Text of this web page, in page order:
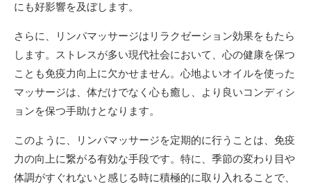
にも好影響を及ぼします。
さらに、リンパマッサージはリラクゼーション効果をもたら
します。ストレスが多い現代社会において、心の健康を保つ
ことも免疫力向上に欠かせません。心地よいオイルを使った
マッサージは、体だけでなく心も癒し、より良いコンディシ
ョンを保つ手助けとなります。
このように、リンパマッサージを定期的に行うことは、免疫
力の向上に繋がる有効な手段です。特に、季節の変わり目や
体調がすぐれないと感じる時に積極的に取り入れることで、